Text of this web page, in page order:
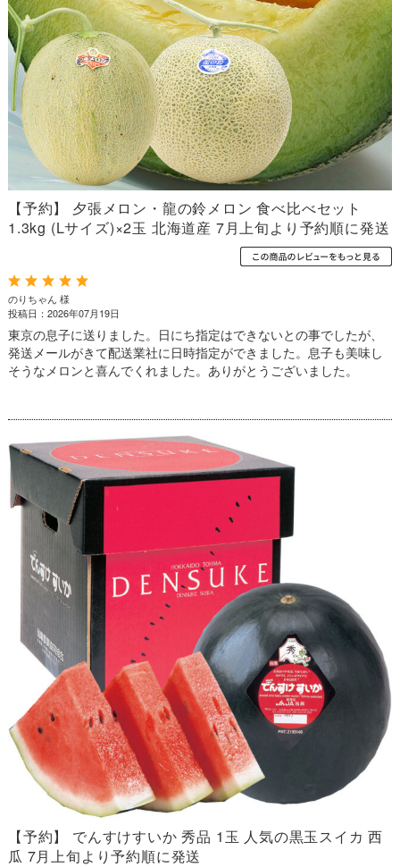
【予約】 夕張メロン・龍の鈴メロン 食べ比べセット
1.3kg (Lサイズ)×2玉 北海道産 7月上旬より予約順に発送
のりちゃん 様
投稿日：2026年07月19日
東京の息子に送りました。日にち指定はできないとの事でしたが、
発送メールがきて配送業社に日時指定ができました。息子も美味し
そうなメロンと喜んでくれました。ありがとうございました。
【予約】 でんすけすいか 秀品 1玉 人気の黒玉スイカ 西
瓜 7月上旬より予約順に発送